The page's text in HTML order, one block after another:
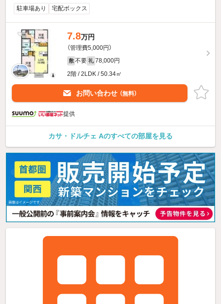
駐車場あり 宅配ボックス
7.8万円
（管理費5,000円）
敷 不要 礼 78,000円
2階 / 2LDK / 50.34㎡
お問い合わせ （無料）
提供
カサ・ドルチェ Aのすべての部屋を見る